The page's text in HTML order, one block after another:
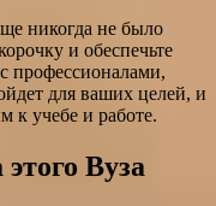
никогда не было
и обеспечьте
профессионалами,
для ваших целей, и
к учебе и работе.
Вуза